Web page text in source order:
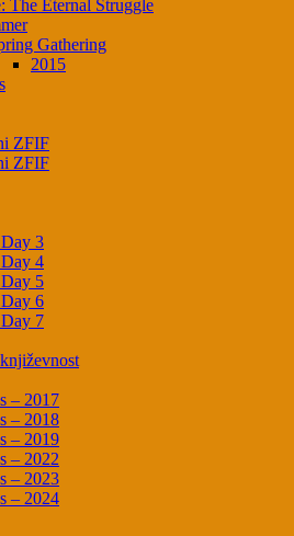
The Eternal Struggle
Gathering
2015
ZFIF
ZFIF
3
4
5
6
7
– 2017
– 2018
– 2019
– 2022
– 2023
– 2024